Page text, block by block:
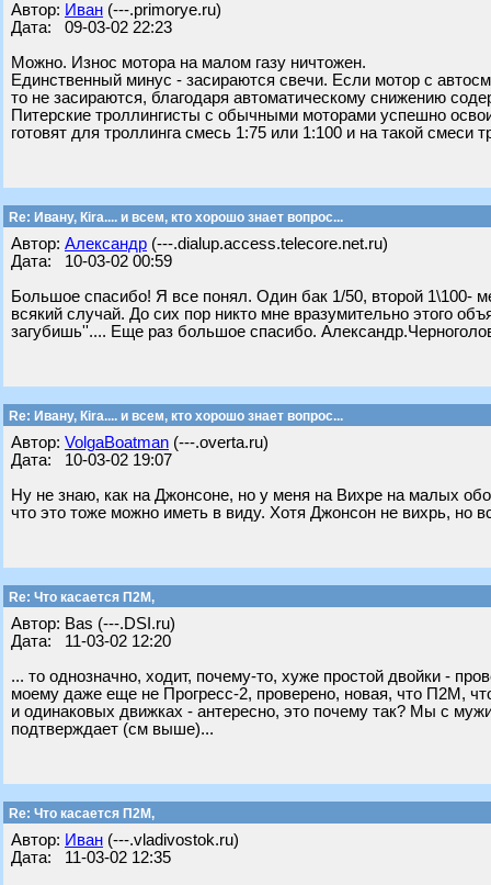
Автор: Иван (---.primorye.ru)
Дата: 09-03-02 22:23
Можно. Износ мотора на малом газу ничтожен.
Единственный минус - засираются свечи. Если мотор с
то не засираются, благодаря автоматическому снижению
Питерские троллингисты с обычными моторами успешно
готовят для троллинга смесь 1:75 или 1:100 и на такой смеси
Re: Ивану, Кira.... и всем, кто хорошо знает вопрос...
Автор: Александр (---.dialup.access.telecore.net.ru)
Дата: 10-03-02 00:59
Большое спасибо! Я все понял. Один бак 1/50, второй 1\100-
всякий случай. До сих пор никто мне вразумительно этого
загубишь''.... Еще раз большое спасибо.
Re: Ивану, Кira.... и всем, кто хорошо знает вопрос...
Автор: VolgaBoatman (---.overta.ru)
Дата: 10-03-02 19:07
Ну не знаю, как на Джонсоне, но у меня на Вихре на малых
что это тоже можно иметь в виду. Хотя Джонсон не вихрь, но
Re: Что касается П2М,
Автор: Bas (---.DSI.ru)
Дата: 11-03-02 12:20
... то однозначно, ходит, почему-то, хуже простой двойки -
моему даже еще не Прогресс-2, проверено, новая, что П2М,
и одинаковых движках - антересно, это почему так? Мы с
подтверждает (см выше)...
Re: Что касается П2М,
Автор: Иван (---.vladivostok.ru)
Дата: 11-03-02 12:35